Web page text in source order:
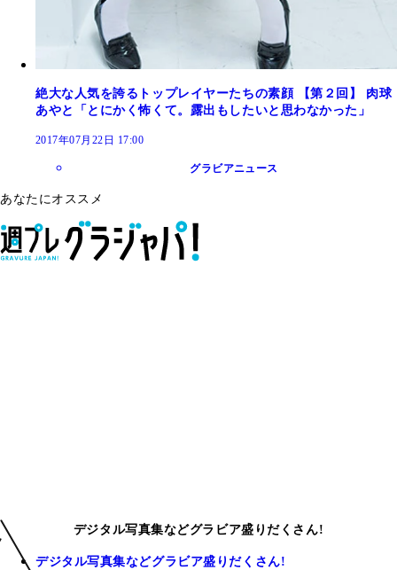
絶大な人気を誇るトップレイヤーたちの素顔 【第２回】 肉球
あやと「とにかく怖くて。露出もしたいと思わなかった」
2017年07月22日 17:00
グラビアニュース
あなたにオススメ
デジタル写真集などグラビア盛りだくさん!
デジタル写真集などグラビア盛りだくさん!